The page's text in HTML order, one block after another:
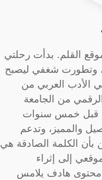
القلم. بدأت رحلتي
وتطورت شغفي ليصبح
الأدب العربي من
من الجامعة
قبل خمس سنوات
والمميز، وتدعم
بأن الكلمة الصادقة هي
إلى إثراء
محتوى هادف يلامس